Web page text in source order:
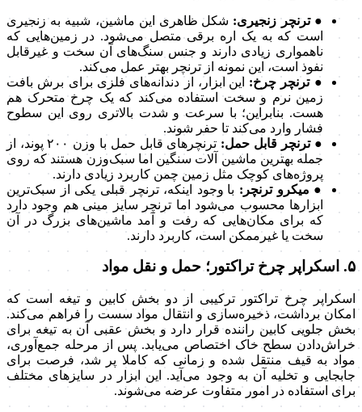
● ترنچر زنجیری: شکل ظاهری این ماشین، شبیه به زنجیری
است که به یک اره برقی متصل می‌شود. در زمین‌هایی که
ناهمواری زیادی دارند و جنس سنگ‌های آن سخت و غیرقابل
نفوذ است، این نمونه از ترنچر بهتر عمل می‌کند.
● ترنچر چرخ: این ابزار، از دندانه‌های فلزی برای برش بافت
زمین نرم و سخت استفاده می‌کند که یک چرخ متحرک هم
هست. بنابراین؛ با سرعت و شدت بالاتری روی این سطوح
فشار وارد می‌کند تا حفر شوند.
● ترنچر قابل حمل:
ترنچرهای قابل حمل با وزن ۲۰۰ پوند، از
جمله بهترین ماشین آلات سنگین اما سبک‌وزن هستند که روی
پروژه‌های کوچک مثل زمین چمن کاربرد زیادی دارند.
● میکرو ترنچر: با وجود اینکه، ترنچر قبلی یکی از سبک‌ترین
ابزارها محسوب می‌شود اما ترنچر سایز مینی هم وجود دارد
که برای مکان‌هایی که رفت و آمد ماشین‌های بزرگ در آن
سخت یا غیرممکن است، کاربرد دارند.
۵. اسکراپر چرخ تراکتور؛ حمل و نقل مواد
اسکراپر چرخ تراکتور ترکیبی از دو بخش کابین و تیغه است که
امکان برداشت، ذخیره‌سازی و انتقال مواد سست را فراهم می‌کند.
بخش جلویی کابین راننده قرار دارد و بخش عقبی آن به تیغه برای
خراش‌دادن سطح خاک اختصاص می‌یابد. پس از مرحله جمع‌آوری،
مواد به قیف منتقل شده و زمانی که کاملا پر شد، فرصت برای
جابجایی و تخلیه آن به وجود می‌آید. این ابزار در سایزهای مختلف
برای استفاده در امور متفاوت عرضه می‌شوند.